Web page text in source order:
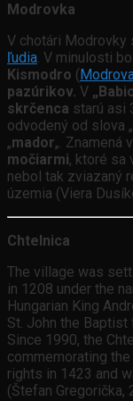
Modrovka
V chotári Modrovky
ľudia. V minulosti
Kismodro (
pazúrikov. V
skrčenca starú asi
odvodený od slova „
„mador„. Znamená
močiarmi, ktoré sa
nebol tak zviazaný
územia (Viera
Chtelnica
The village was
in 1208 under the
Hungarian King
St. John the
Since 1990, the
commemorating
rights in 1423 and
(Štefan Gregorička,